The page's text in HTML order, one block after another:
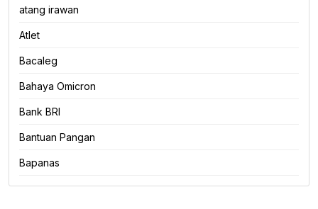
atang irawan
Atlet
Bacaleg
Bahaya Omicron
Bank BRI
Bantuan Pangan
Bapanas